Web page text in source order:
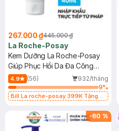
267.000 ₫445.000 ₫
La Roche-Posay
Kem Dưỡng La Roche-Posay
Giúp Phục Hồi Da Đa Công
Dụng 40ml
4.9 (56)
932/tháng
9%
Bill La roche-posay 399K Tặng
(SL có hạn)
-60 %